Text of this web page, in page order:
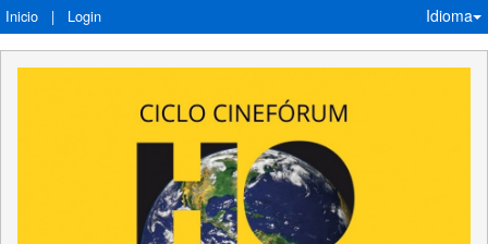
Inicio | Login Idioma